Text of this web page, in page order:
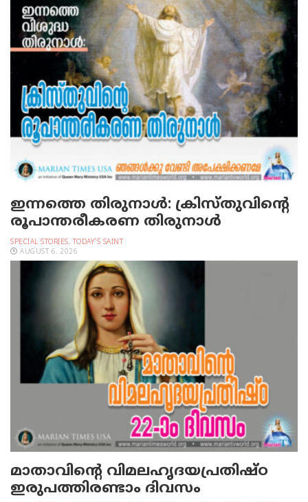
ഇന്നത്തെ തിരുനാള്‍: ക്രിസ്തുവിന്റെ
രൂപാന്തരീകരണ തിരുനാള്‍
SPECIAL STORIES, TODAY'S SAINT
AUGUST 6, 2026
മാതാവിന്റെ വിമലഹൃദയപ്രതിഷ്ഠ
ഇരുപത്തിരണ്ടാം ദിവസം